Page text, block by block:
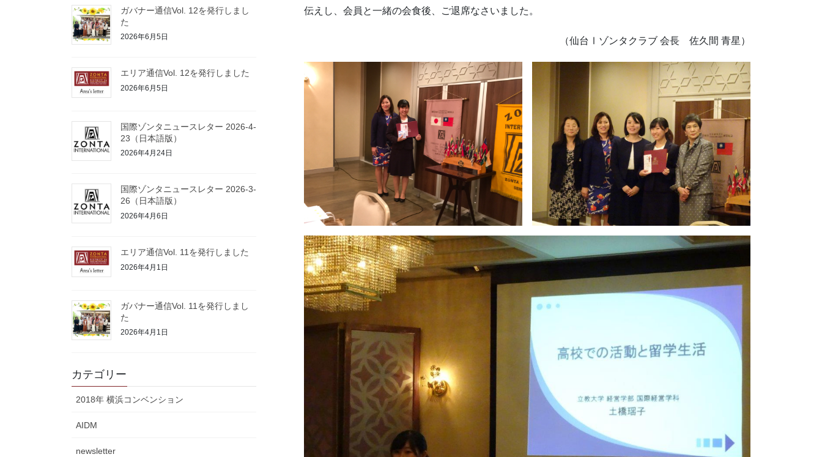
伝えし、会員と一緒の会食後、ご退席なさいました。
（仙台Ⅰゾンタクラブ 会長 佐久間 青星）
ガバナー通信Vol. 12を発行しまし
た
2026年6月5日
エリア通信Vol. 12を発行しました
2026年6月5日
国際ゾンタニュースレター 2026-4-
23（日本語版）
2026年4月24日
国際ゾンタニュースレター 2026-3-
26（日本語版）
2026年4月6日
エリア通信Vol. 11を発行しました
2026年4月1日
ガバナー通信Vol. 11を発行しまし
た
2026年4月1日
カテゴリー
2018年 横浜コンベンション
AIDM
newsletter